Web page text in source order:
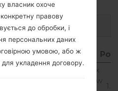
ОС
ОС
Android 6.0.x
Marshmallow
власник охоче
правову
до обробки, і
персональних даних
умовою, або ж
укладення договору.